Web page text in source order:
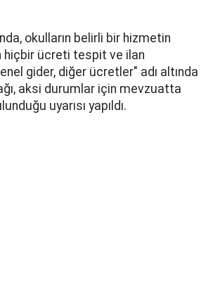
okulların belirli bir hizmetin
hiçbir ücreti tespit ve ilan
gider, diğer ücretler" adı altında
aksi durumlar için mevzuatta
uyarısı yapıldı.